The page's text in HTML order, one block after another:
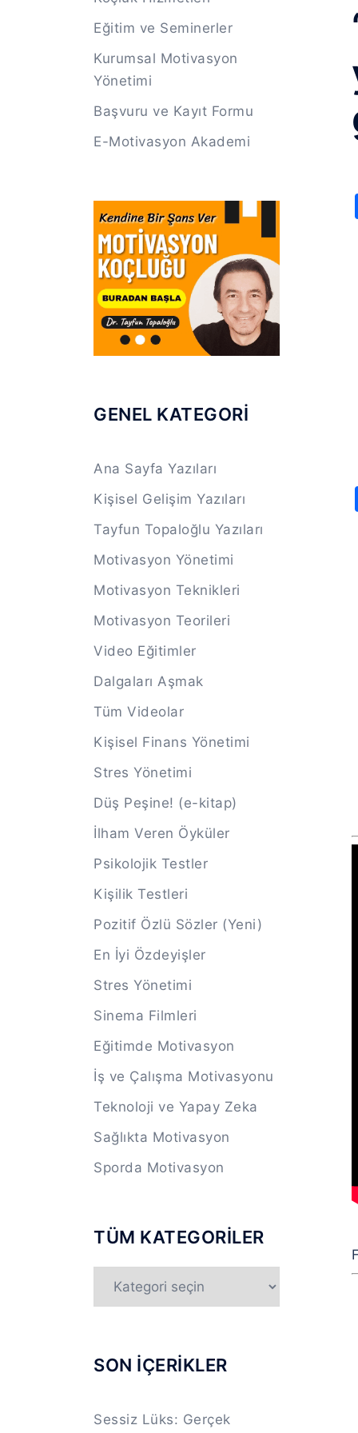
Eğitim ve Seminerler
Kurumsal Motivasyon
Yönetimi
Başvuru ve Kayıt Formu
E-Motivasyon Akademi
GENEL KATEGORİ
Ana Sayfa Yazıları
Kişisel Gelişim Yazıları
Tayfun Topaloğlu Yazıları
Motivasyon Yönetimi
Motivasyon Teknikleri
Motivasyon Teorileri
Video Eğitimler
Dalgaları Aşmak
Tüm Videolar
Kişisel Finans Yönetimi
Stres Yönetimi
Düş Peşine! (e-kitap)
İlham Veren Öyküler
Psikolojik Testler
Kişilik Testleri
Pozitif Özlü Sözler (Yeni)
En İyi Özdeyişler
Stres Yönetimi
Sinema Filmleri
Eğitimde Motivasyon
İş ve Çalışma Motivasyonu
Teknoloji ve Yapay Zeka
Sağlıkta Motivasyon
Sporda Motivasyon
TÜM KATEGORİLER
KATEGORİLER
SON İÇERİKLER
Sessiz Lüks: Gerçek